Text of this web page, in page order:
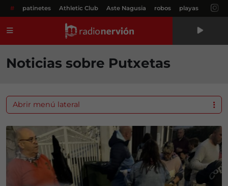
# patinetes Athletic Club Aste Nagusia robos playas
Noticias sobre Putxetas
Abrir menú lateral